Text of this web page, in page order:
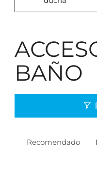
BAÑO
Recomendado